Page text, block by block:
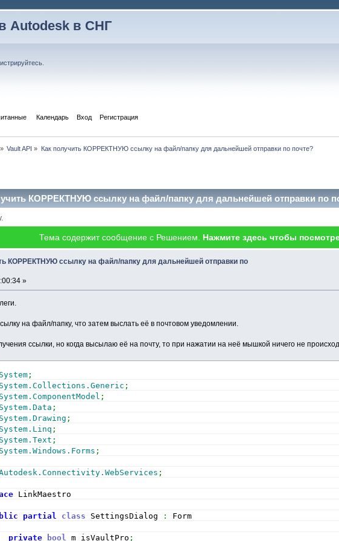
Autodesk в СНГ
Календарь Вход Регистрация
» Vault API » Как получить КОРРЕКТНУЮ ссылку на файл/папку для дальнейшей отправки по почте?
КОРРЕКТНУЮ ссылку на файл/папку для дальнейшей отправки по
Тема содержит сообщение с Решением. Нажмите здесь чтобы
КОРРЕКТНУЮ ссылку на файл/папку для дальнейшей отправки по
»
на файл/папку, что затем выслать её в почтовом уведомлении.
ссылки, но когда высылаю её на почту, то при нажатии на неё мышкой ничего не
System ;
System.Collections.Generic ;
System.ComponentModel ;
System.Data ;
System.Drawing ;
System.Linq ;
System.Text ;
System.Windows.Forms ;
;
LinkMaestro
partial class SettingsDialog :
Form
private
bool m_isVaultPro ;